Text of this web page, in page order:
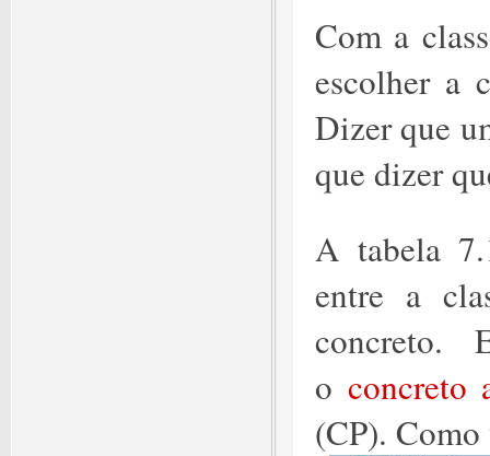
Com a
escolher a
Dizer que
que dizer
A tabela
entre a
concreto.
oconcreto
(CP).